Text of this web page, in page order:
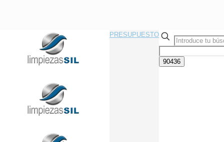
Llama Ahora Sin Compromiso
91 433 08 95
PRESUPUESTO